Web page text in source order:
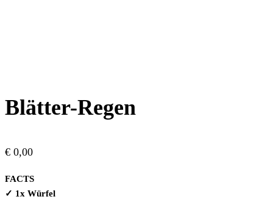
Blätter-Regen
€ 0,00
FACTS
✓ 1x Würfel